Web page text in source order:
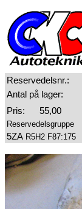
Reservedelsnr.:
Antal på lager:
Pris:
55,00
Reservedelsgruppe
5ZA R5H2 F87:175